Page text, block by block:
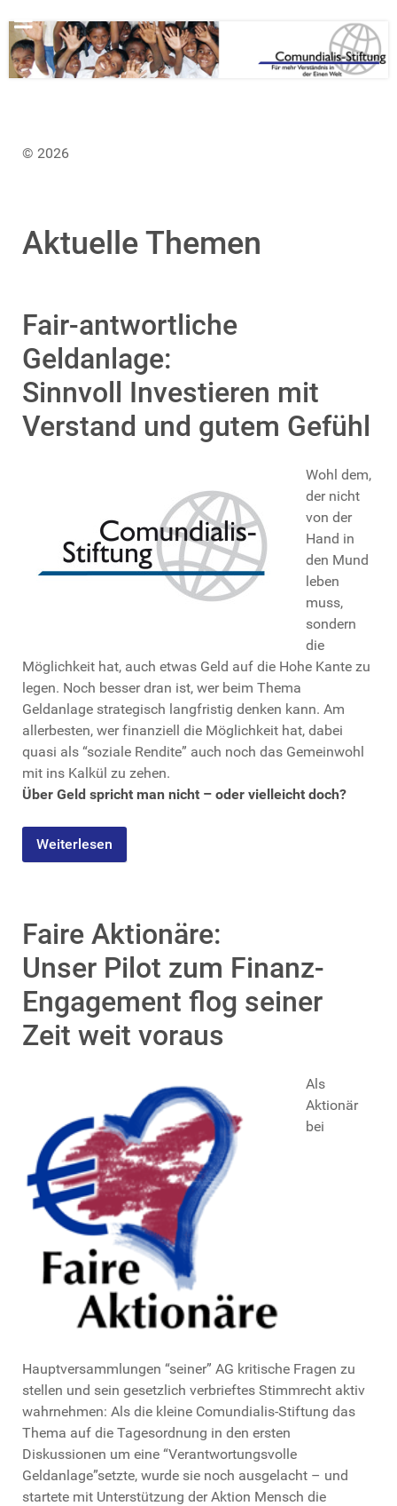
© 2026
Aktuelle Themen
Fair-antwortliche
Geldanlage:
Sinnvoll Investieren mit
Verstand und gutem Gefühl
Wohl dem,
der nicht
von der
Hand in
den Mund
leben
muss,
sondern
die
Möglichkeit hat, auch etwas Geld auf die Hohe Kante zu
legen. Noch besser dran ist, wer beim Thema
Geldanlage strategisch langfristig denken kann. Am
allerbesten, wer finanziell die Möglichkeit hat, dabei
quasi als “soziale Rendite” auch noch das Gemeinwohl
mit ins Kalkül zu zehen.
Über Geld spricht man nicht – oder vielleicht doch?
Weiterlesen
Faire Aktionäre:
Unser Pilot zum Finanz-
Engagement flog seiner
Zeit weit voraus
Als
Aktionär
bei
Hauptversammlungen “seiner” AG kritische Fragen zu
stellen und sein gesetzlich verbrieftes Stimmrecht aktiv
wahrnehmen: Als die kleine Comundialis-Stiftung das
Thema auf die Tagesordnung in den ersten
Diskussionen um eine “Verantwortungsvolle
Geldanlage”setzte, wurde sie noch ausgelacht – und
startete mit Unterstützung der Aktion Mensch die